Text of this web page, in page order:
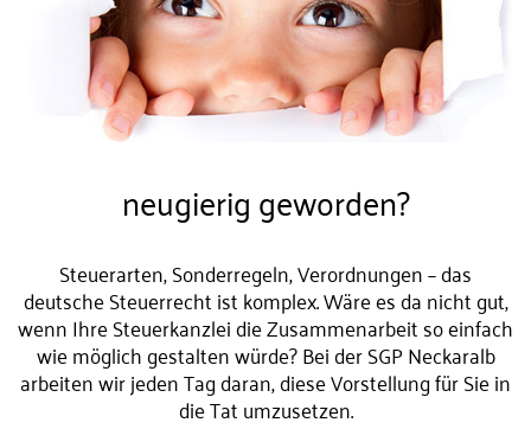
neugierig geworden?
Steuerarten, Sonderregeln, Verordnungen – das
deutsche Steuerrecht ist komplex. Wäre es da nicht gut,
wenn Ihre Steuerkanzlei die Zusammenarbeit so einfach
wie möglich gestalten würde? Bei der SGP Neckaralb
arbeiten wir jeden Tag daran, diese Vorstellung für Sie in
die Tat umzusetzen.